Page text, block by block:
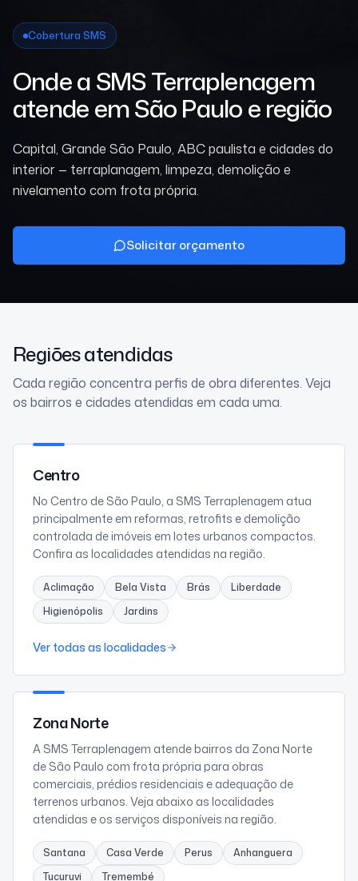
Cobertura SMS
Onde a SMS Terraplenagem
atende em São Paulo e região
Capital, Grande São Paulo, ABC paulista e cidades do
interior — terraplanagem, limpeza, demolição e
nivelamento com frota própria.
Solicitar orçamento
Regiões atendidas
Cada região concentra perfis de obra diferentes. Veja
os bairros e cidades atendidas em cada uma.
Centro
No Centro de São Paulo, a SMS Terraplenagem atua
principalmente em reformas, retrofits e demolição
controlada de imóveis em lotes urbanos compactos.
Confira as localidades atendidas na região.
Aclimação Bela Vista Brás
Liberdade
Higienópolis
Jardins
Ver todas as localidades
Zona Norte
A SMS Terraplenagem atende bairros da Zona Norte
de São Paulo com frota própria para obras
comerciais, prédios residenciais e adequação de
terrenos urbanos. Veja abaixo as localidades
atendidas e os serviços disponíveis na região.
Santana Casa Verde Perus
Anhanguera
Tucuruvi
Tremembé